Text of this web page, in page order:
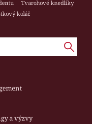
Tvarohové knedlíky
koláč
a výzvy